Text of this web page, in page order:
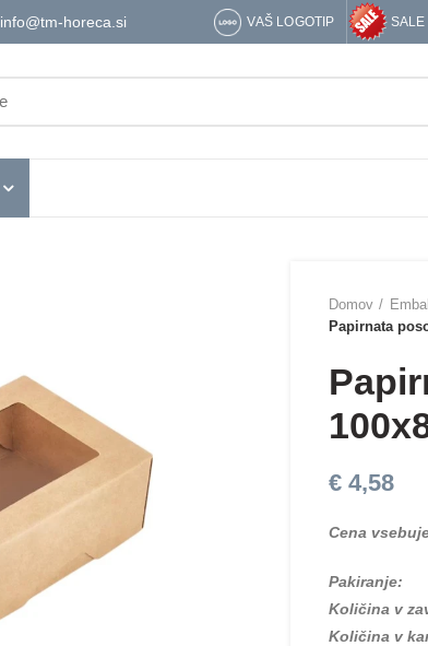
info@tm-horeca.si VAŠ LOGOTIP SALE
Domov
Papirnata
€4,58
Cena
Pakiranje:
Količina v
Količina v